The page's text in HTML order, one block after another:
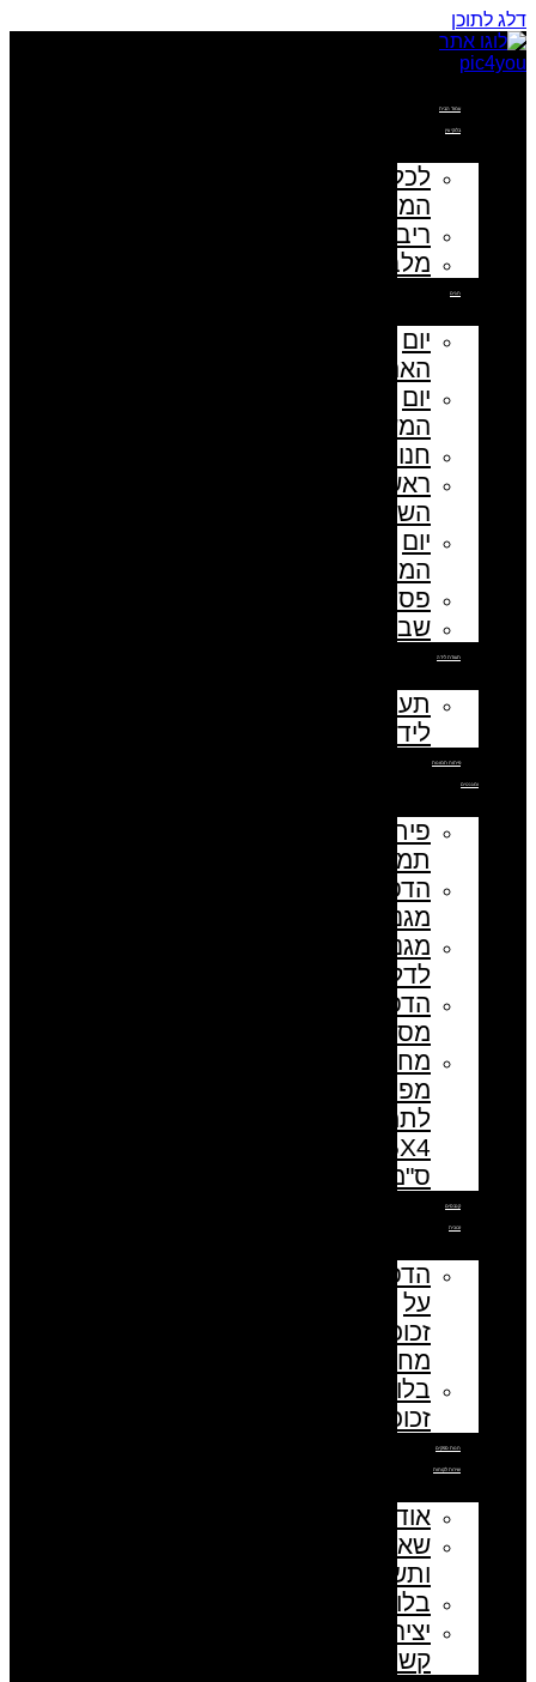
דלג לתוכן
עמוד הבית
בלוקי עץ
לכל
המוצרים
ריבועים
מלבנים
חגים
יום
האהבה
יום
המשפחה
חנוכה
ראש
השנה
יום
המורה
פסח
שבועות
תעודת לידה
תעודת
לידה
פיתוח תמונות
ומגנטים
פיתוח
תמונות
הדפסת
מגנטים
מגנט
לדלת
הדפסת
מסמכים
מחזיק
מפתחות
לתמונה
5.5X4
ס"מ
קנבסים
זכוכית
הדפסה
על
זכוכית
מחוסמת
בלוק
זכוכית
חנות ספקים
שירות לקוחות
אודות
שאלות
ותשובות
בלוג
יצירת
קשר